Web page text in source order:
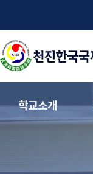
학교소개